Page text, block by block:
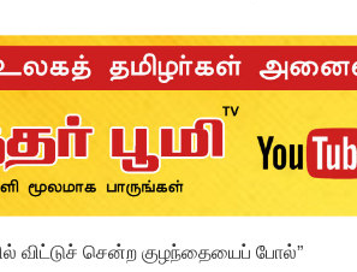
விட்டுச் சென்ற குழந்தையைப் போல்”